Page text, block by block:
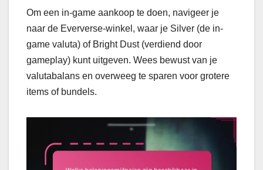
Om een in-game aankoop te doen, navigeer je
naar de Eververse-winkel, waar je Silver (de in-
game valuta) of Bright Dust (verdiend door
gameplay) kunt uitgeven. Wees bewust van je
valutabalans en overweeg te sparen voor grotere
items of bundels.